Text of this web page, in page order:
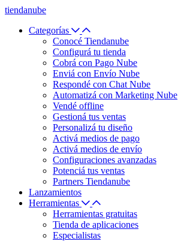
tiendanube
Categorías
Conocé Tiendanube
Configurá tu tienda
Cobrá con Pago Nube
Enviá con Envío Nube
Respondé con Chat Nube
Automatizá con Marketing Nube
Vendé offline
Gestioná tus ventas
Personalizá tu diseño
Activá medios de pago
Activá medios de envío
Configuraciones avanzadas
Potenciá tus ventas
Partners Tiendanube
Lanzamientos
Herramientas
Herramientas gratuitas
Tienda de aplicaciones
Especialistas